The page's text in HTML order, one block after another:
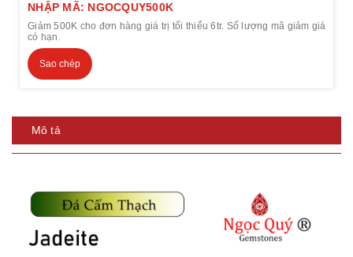
NHẬP MÃ: NGOCQUY500K
Giảm 500K cho đơn hàng giá trị tối thiểu 6tr. Số lượng mã giảm giá
có hạn.
Sao chép
Mô tả